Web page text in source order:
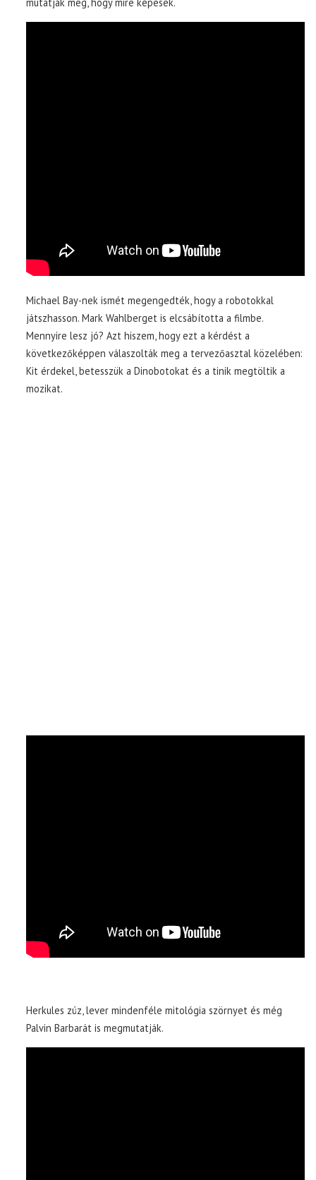
Michael Bay-nek ismét megengedték, hogy a robotokkal
játszhasson. Mark Wahlberget is elcsábította a filmbe.
Mennyire lesz jó? Azt hiszem, hogy ezt a kérdést a
következőképpen válaszolták meg a tervezőasztal közelében:
Kit érdekel, betesszük a Dinobotokat és a tinik megtöltik a
mozikat.
Herkules zúz, lever mindenféle mitológia szörnyet és még
Palvin Barbarát is megmutatják.